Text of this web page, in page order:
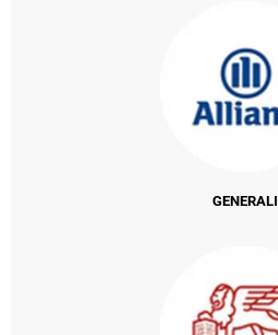
GENERALI